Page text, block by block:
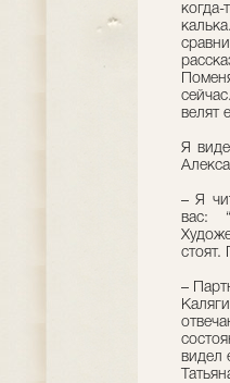
велят
Я
– Я
вас:
стоят.
–
видел